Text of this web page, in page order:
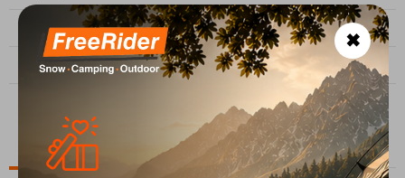
Camping
ΤΕΛΕΥΤΑΙΑ ΑΡΘΡΑ
✖